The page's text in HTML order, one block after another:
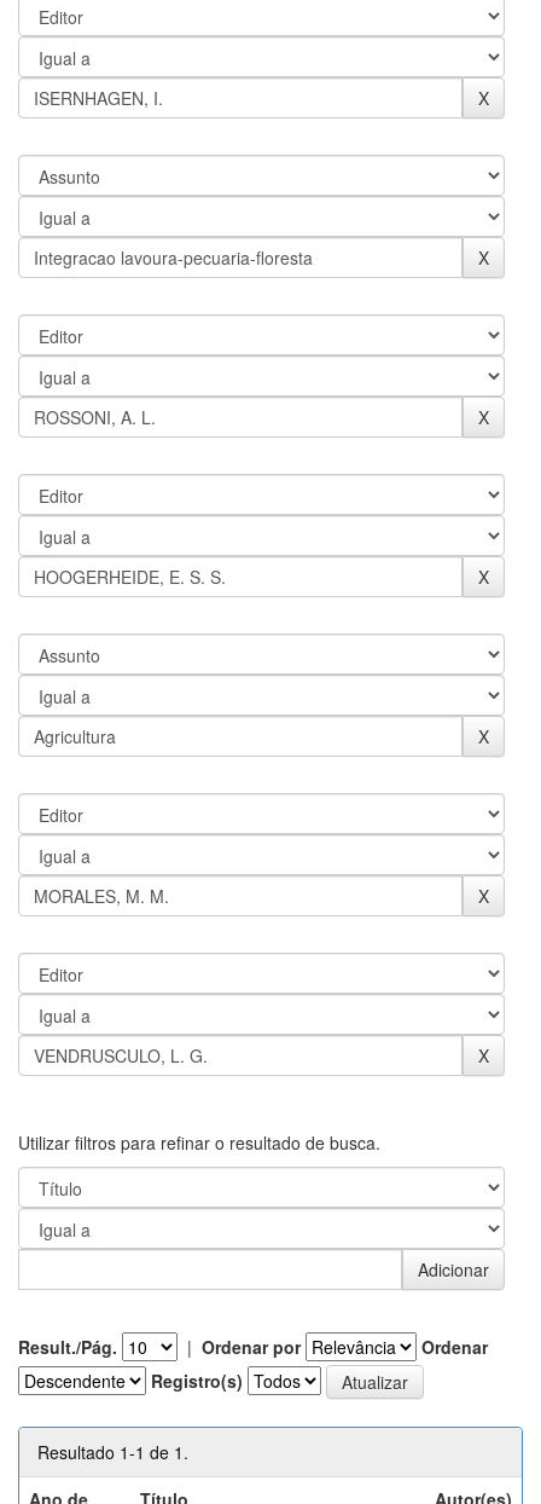
Utilizar filtros para refinar o resultado de busca.
Result./Pág. | Ordenar por
Ordenar
Registro(s)
Resultado 1-1 de 1.
Ano de
Título Autor(es)